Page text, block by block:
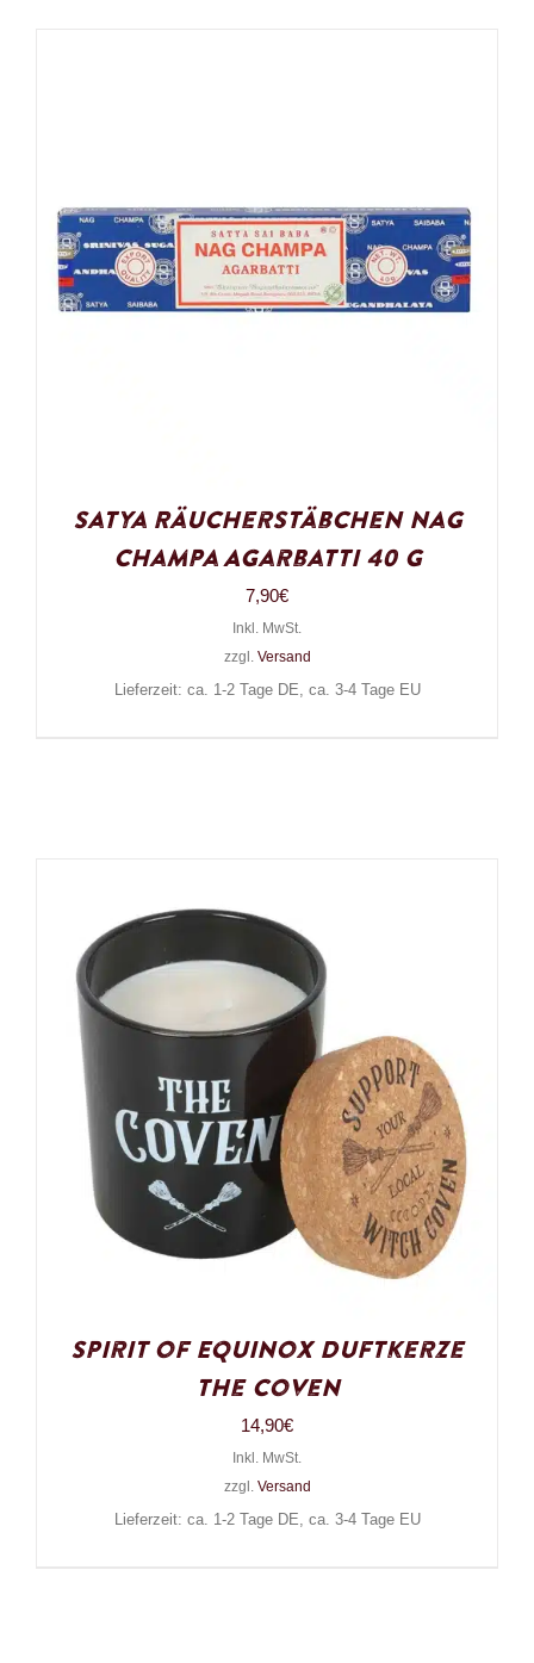
Satya Räucherstäbchen Nag
Champa Agarbatti 40 g
7,90€
Inkl. MwSt.
zzgl. Versand
Lieferzeit: ca. 1-2 Tage DE, ca. 3-4 Tage EU
Spirit of Equinox Duftkerze
The Coven
14,90€
Inkl. MwSt.
zzgl. Versand
Lieferzeit: ca. 1-2 Tage DE, ca. 3-4 Tage EU